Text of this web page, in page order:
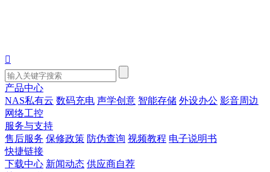

产品中心
NAS私有云 数码充电 声学创意 智能存储 外设办公 影音周边
网络工控
服务与支持
售后服务 保修政策 防伪查询 视频教程 电子说明书
快捷链接
下载中心 新闻动态 供应商自荐